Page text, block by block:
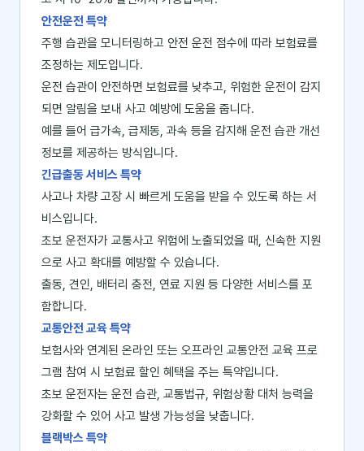
안전운전 특약
주행 습관을 모니터링하고 안전 운전 점수에 따라 보험료를
조정하는 제도입니다.
운전 습관이 안전하면 보험료를 낮추고, 위험한 운전이 감지
되면 알림을 보내 사고 예방에 도움을 줍니다.
예를 들어 급가속, 급제동, 과속 등을 감지해 운전 습관 개선
정보를 제공하는 방식입니다.
긴급출동 서비스 특약
사고나 차량 고장 시 빠르게 도움을 받을 수 있도록 하는 서
비스입니다.
초보 운전자가 교통사고 위험에 노출되었을 때, 신속한 지원
으로 사고 확대를 예방할 수 있습니다.
출동, 견인, 배터리 충전, 연료 지원 등 다양한 서비스를 포
함합니다.
교통안전 교육 특약
보험사와 연계된 온라인 또는 오프라인 교통안전 교육 프로
그램 참여 시 보험료 할인 혜택을 주는 특약입니다.
초보 운전자는 운전 습관, 교통법규, 위험상황 대처 능력을
강화할 수 있어 사고 발생 가능성을 낮춥니다.
블랙박스 특약